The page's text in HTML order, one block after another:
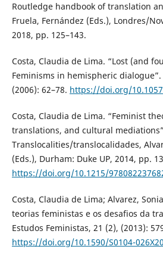
Routledge handbook of translation
Fruela, Fernández (Eds.), Londres/
2018, pp. 125–143.
Costa, Claudia de Lima. “Lost (and
Feminisms in hemispheric
(2006): 62–78. https://doi.org/
Costa, Claudia de Lima. “Feminist
translations, and cultural
Translocalities/translocalidades,
(Eds.), Durham: Duke UP, 2014, pp.
https://doi.org/10.1215/
Costa, Claudia de Lima; Alvarez,
teorias feministas e os desafios da
Estudos Feministas, 21 (2), (2013):
https://doi.org/10.1590/S0104-